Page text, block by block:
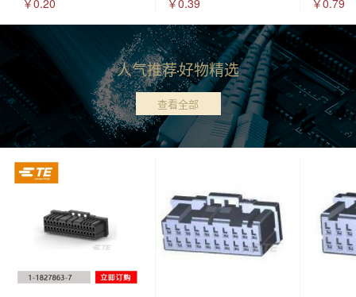
￥0.20 ￥0.39 ￥0.79
人气推荐好物精选
查看全部